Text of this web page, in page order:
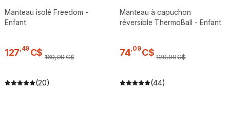
Manteau isolé Freedom -
Enfant
127,49 C$ 169,99C$
(20)
Manteau à capuchon
réversible ThermoBall - Enfant
74,09C$ 129,99C$
(44)